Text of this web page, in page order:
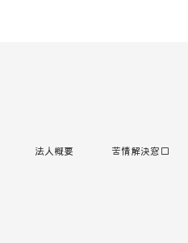
法人概要 苦情解決窓口